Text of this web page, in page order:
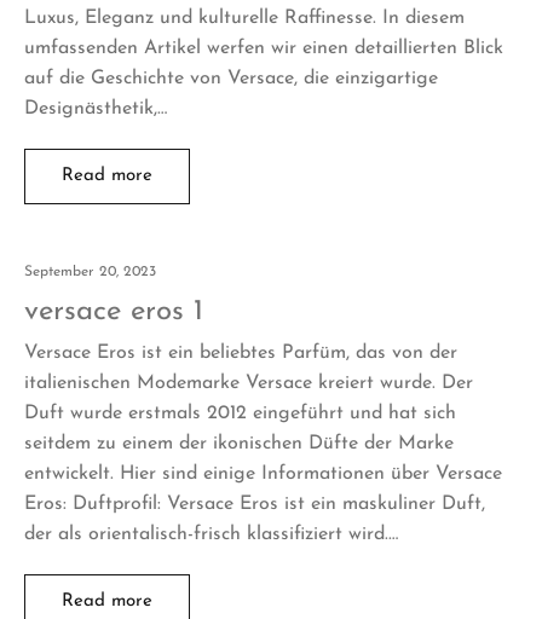
Luxus, Eleganz und kulturelle Raffinesse. In diesem
umfassenden Artikel werfen wir einen detaillierten Blick
auf die Geschichte von Versace, die einzigartige
Designästhetik,…
Read more
September 20, 2023
versace eros 1
Versace Eros ist ein beliebtes Parfüm, das von der
italienischen Modemarke Versace kreiert wurde. Der
Duft wurde erstmals 2012 eingeführt und hat sich
seitdem zu einem der ikonischen Düfte der Marke
entwickelt. Hier sind einige Informationen über Versace
Eros: Duftprofil: Versace Eros ist ein maskuliner Duft,
der als orientalisch-frisch klassifiziert wird.…
Read more